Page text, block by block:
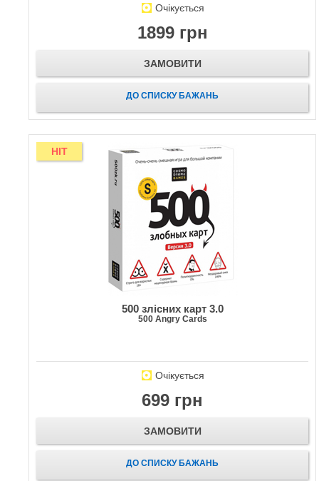
Очікується
1899 грн
ЗАМОВИТИ
ДО СПИСКУ БАЖАНЬ
HIT
500 злісних карт 3.0
500 Angry Cards
Очікується
699 грн
ЗАМОВИТИ
ДО СПИСКУ БАЖАНЬ